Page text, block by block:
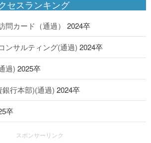
セスランキング
カード（通過） 2024卒
ンサルティング(通過) 2024卒
過) 2025卒
行本部)(通過) 2024卒
卒
スポンサーリンク